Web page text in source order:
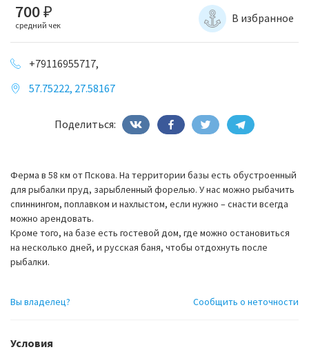
700₽
средний чек
В избранное
+79116955717,
57.75222, 27.58167
Поделиться:
Ферма в 58 км от Пскова. На территории базы есть обустроенный
для рыбалки пруд, зарыбленный форелью. У нас можно рыбачить
спиннингом, поплавком и нахлыстом, если нужно – снасти всегда
можно арендовать.
Кроме того, на базе есть гостевой дом, где можно остановиться
на несколько дней, и русская баня, чтобы отдохнуть после
рыбалки.
Вы владелец? Сообщить о неточности
Условия